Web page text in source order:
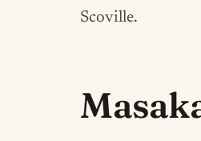
Scoville.